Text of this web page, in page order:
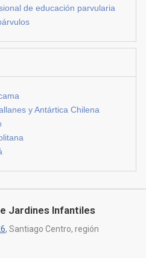
de educación parvularia
y Antártica Chilena
Jardines Infantiles
, Santiago Centro, región